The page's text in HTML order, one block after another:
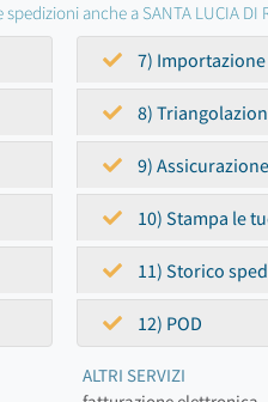
anche a SANTA LUCIA DI
7)
8)
9)
10) Stampa le
11) Storico
12) POD
ALTRI SERVIZI